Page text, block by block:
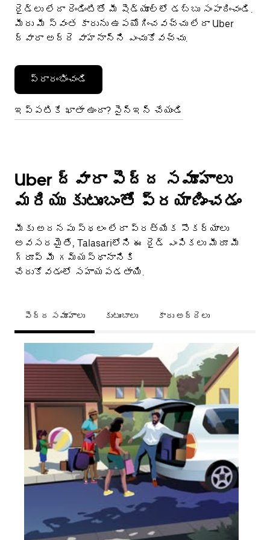
రైడ్‌లు లేదా రెండింటితో మీ షెడ్యూల్‌లో డబ్బు సంపాదించండి.
మీరు మీ స్వంత కారును ఉపయోగించవచ్చు లేదా Uber
ద్వారా అద్దె వాహనాన్ని ఎంచుకోవచ్చు.
ప్రారంభించండి
ఇప్పటికే ఖాతా ఉందా? సైన్ఇన్ చేయండి
Uber ద్వారా పెద్ద సమూహాలు
మరియు కుటుంబంతో ప్రయాణించడం
మీకు అదనపు స్థలం లేదా ప్రత్యేక సౌకర్యాలు
అవసరమైతే, Talasariలోని ఈ రైడ్ ఎంపికలు మీరూ మీ
గ్రూప్ మీ గమ్యస్థానానికి
చేరుకోవడంలో సహాయపడతాయి.
పెద్ద సమూహాలు కుటుంబాలు కారు అద్దెలు